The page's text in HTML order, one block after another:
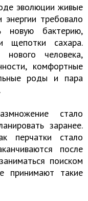
эволюции живые
требовало
новую бактерию,
щепотки сахара.
нового человека,
комфортные
роды и пара
стало
заранее.
перчатки стало
после
поиском
принимают такие